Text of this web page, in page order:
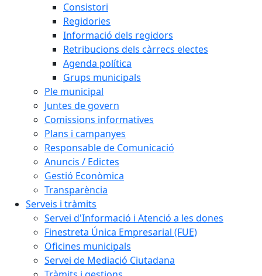
Consistori
Regidories
Informació dels regidors
Retribucions dels càrrecs electes
Agenda política
Grups municipals
Ple municipal
Juntes de govern
Comissions informatives
Plans i campanyes
Responsable de Comunicació
Anuncis / Edictes
Gestió Econòmica
Transparència
Serveis i tràmits
Servei d'Informació i Atenció a les dones
Finestreta Única Empresarial (FUE)
Oficines municipals
Servei de Mediació Ciutadana